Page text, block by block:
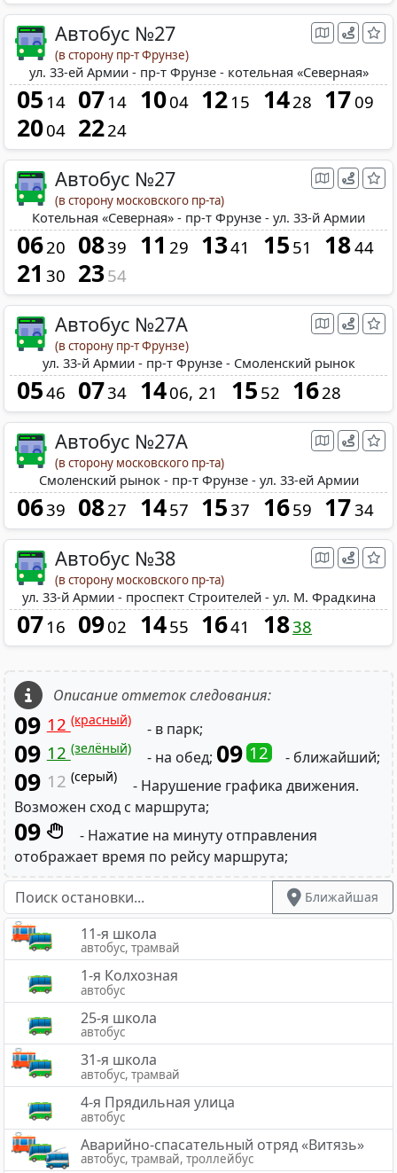
Ближайшая
11-я школа
автобус, трамвай
1-я Колхозная
автобус
25-я школа
автобус
31-я школа
автобус, трамвай
4-я Прядильная улица
автобус
Аварийно-спасательный отряд «Витязь»
автобус, трамвай, троллейбус
Автобус №27
(в сторону пр-т Фрунзе)
ул. 33-ей Армии - пр-т Фрунзе - котельная «Северная»
05 14 07 14 1004 12 15 1428 17 09
2004 2224
Автобус №27
(в сторону московского пр-та)
Котельная «Северная» - пр-т Фрунзе - ул. 33-й Армии
0620 0839 11 29 1341 15 51 1844
21 30 2354
Автобус №27A
(в сторону пр-т Фрунзе)
ул. 33-й Армии - пр-т Фрунзе - Смоленский рынок
0546 0734 1406 21 15 52 1628
Автобус №27A
(в сторону московского пр-та)
Смоленский рынок - пр-т Фрунзе - ул. 33-ей Армии
0639 0827 1457 1537 1659 1734
Автобус №38
(в сторону московского пр-та)
ул. 33-й Армии - проспект Строителей - ул. М. Фрадкина
07 16 0902 1455 1641 1838
Описание отметок следования:
09 12(красный) - в парк;
09 12(зелёный) - на обед; 09 12 - ближайший;
09 12 (серый)
- Нарушение графика движения.
Возможен сход с маршрута;
09
- Нажатие на минуту отправления
отображает время по рейсу маршрута;